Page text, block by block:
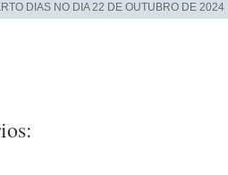
DIAS NO DIA22 DE OUTUBRO DE 2024